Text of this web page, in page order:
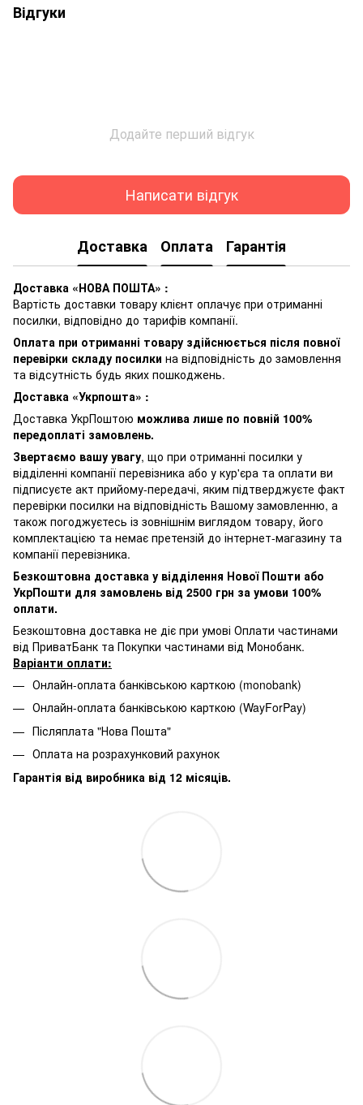
Відгуки
Додайте перший відгук
Написати відгук
Доставка Оплата Гарантія
Доставка «НОВА ПОШТА» :
Вартість доставки товару клієнт оплачує при отриманні
посилки, відповідно до тарифів компанії.
Оплата при отриманні товару здійснюється після повної
перевірки складу посилки на відповідність до замовлення
та відсутність будь яких пошкоджень.
Доставка «Укрпошта» :
Доставка УкрПоштою можлива лише по повній 100%
передоплаті замовлень.
Звертаємо вашу увагу, що при отриманні посилки у
відділенні компанії перевізника або у кур'єра та оплати ви
підписуєте акт прийому-передачі, яким підтверджуєте факт
перевірки посилки на відповідність Вашому замовленню, а
також погоджуєтесь із зовнішнім виглядом товару, його
комплектацією та немає претензій до інтернет-магазину та
компанії перевізника.
Безкоштовна доставка у відділення Нової Пошти або
УкрПошти для замовлень від 2500 грн за умови 100%
оплати.
Безкоштовна доставка не діє при умові Оплати частинами
від ПриватБанк та Покупки частинами від Монобанк.
Варіанти оплати:
Онлайн-оплата банківською карткою (monobank)
Онлайн-оплата банківською карткою (WayForPay)
Післяплата "Нова Пошта"
Оплата на розрахунковий рахунок
Гарантія від виробника від 12 місяців.